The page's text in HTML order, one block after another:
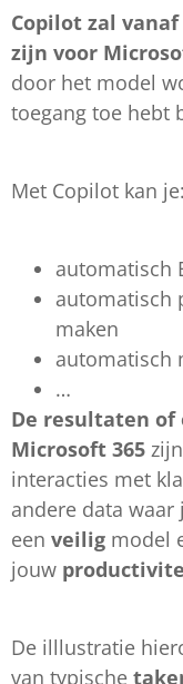
Copilot zal
zijn voor
door het model
toegang toe hebt
Met Copilot kan je:
automatisch
automatisch
maken
automatisch
…
De resultaten
Microsoft 365
interacties met
andere data
een veilig model
jouw
De illlustratie
van typische